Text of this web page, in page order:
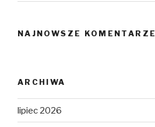
NAJNOWSZE KOMENTARZE
ARCHIWA
lipiec 2026